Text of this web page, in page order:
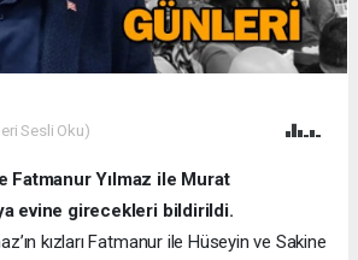
Sesli Oku)
Fatmanur Yılmaz ile Murat
evine girecekleri bildirildi.
kızları Fatmanur ile Hüseyin ve Sakine